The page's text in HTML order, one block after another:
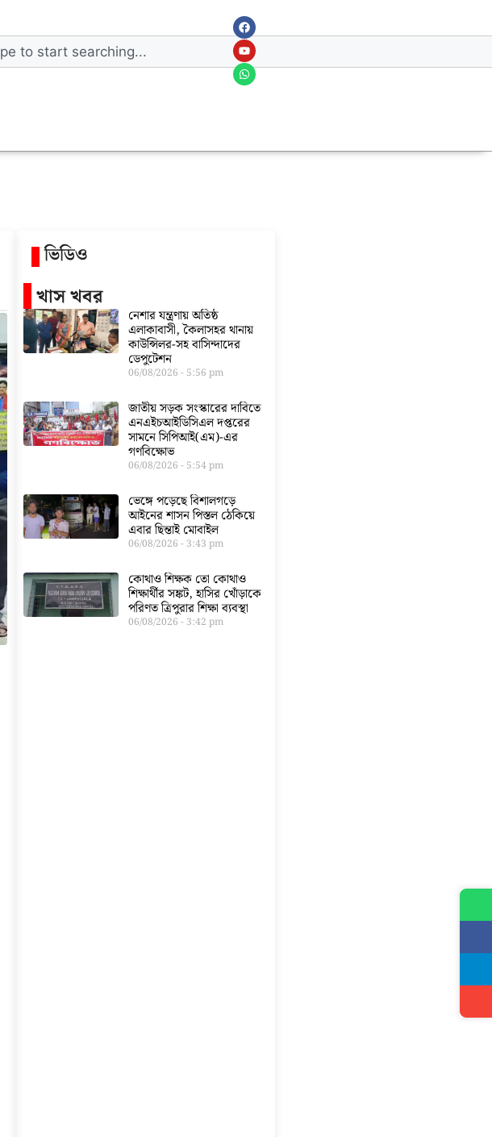
ভিডিও
খাস খবর
নেশার যন্ত্রণায় অতিষ্ঠ
এলাকাবাসী, কৈলাসহর থানায়
কাউন্সিলর-সহ বাসিন্দাদের
ডেপুটেশন
06/08/2026 5:56 pm
জাতীয় সড়ক সংস্কারের দাবিতে
এনএইচআইডিসিএল দপ্তরের
সামনে সিপিআই(এম)-এর
গণবিক্ষোভ
06/08/2026 5:54 pm
ভেঙ্গে পড়েছে বিশালগড়ে
আইনের শাসন পিস্তল ঠেকিয়ে
এবার ছিন্তাই মোবাইল
06/08/2026 3:43 pm
কোথাও শিক্ষক তো কোথাও
শিক্ষার্থীর সঙ্কট, হাসির খোঁড়াকে
পরিণত ত্রিপুরার শিক্ষা ব্যবস্থা
06/08/2026 3:42 pm